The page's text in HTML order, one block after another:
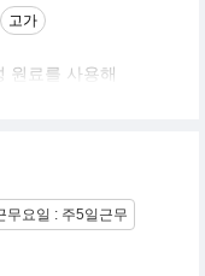
고가
원료를 사용해
랜드 입니다.
무요일 : 주5일근무